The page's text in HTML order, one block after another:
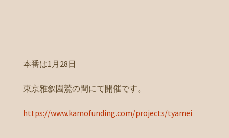
本番は1月28日
東京雅叙園鷲の間にて開催です。
https://www.kamofunding.com/projects/tyamei